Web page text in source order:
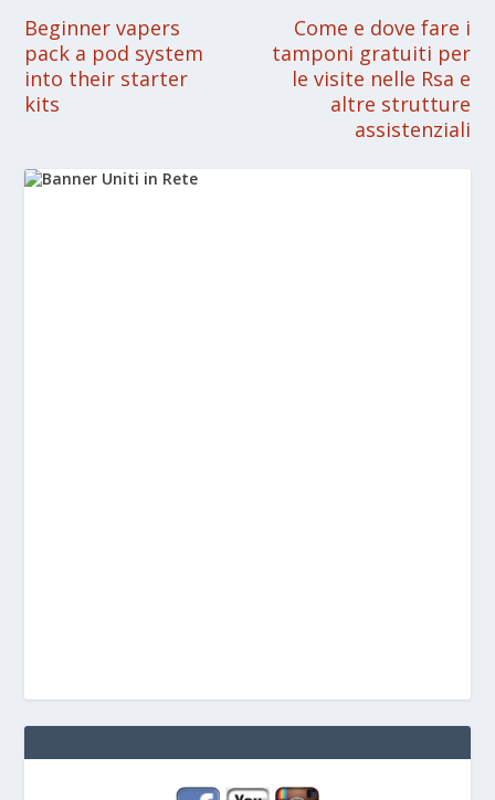
Beginner vapers
pack a pod system
into their starter
kits
Come e dove fare i
tamponi gratuiti per
le visite nelle Rsa e
altre strutture
assistenziali